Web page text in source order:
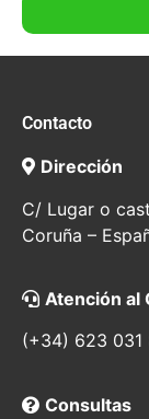
Contacto
Dirección
C/ Lugar o
Coruña –
Atención al
(+34) 623 031
Consultas